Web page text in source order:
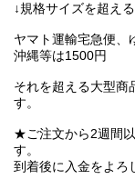
↓規格サイズを超え
ヤマト運輸宅急便
沖縄等は1500円
それを超える大型商
す。
★ご注文から2週間
す。
到着後に入金をよろ